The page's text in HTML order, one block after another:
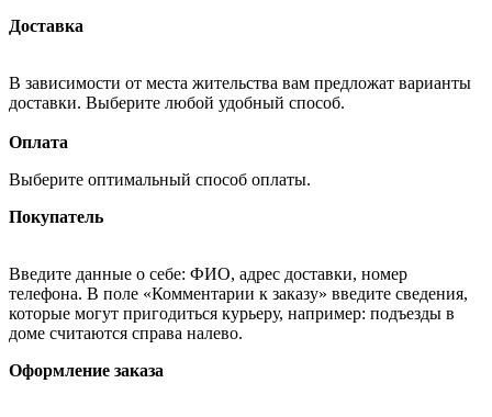
Доставка
В зависимости от места жительства вам предложат варианты
доставки. Выберите любой удобный способ.
Оплата
Выберите оптимальный способ оплаты.
Покупатель
Введите данные о себе: ФИО, адрес доставки, номер
телефона. В поле «Комментарии к заказу» введите сведения,
которые могут пригодиться курьеру, например: подъезды в
доме считаются справа налево.
Оформление заказа